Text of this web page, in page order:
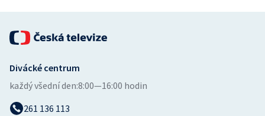
Divácké centrum
každý všední den:8:00—16:00 hodin
261 136 113